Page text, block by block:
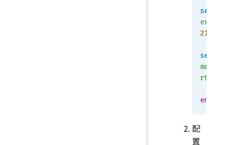
set
21
set
rt
end
配
置